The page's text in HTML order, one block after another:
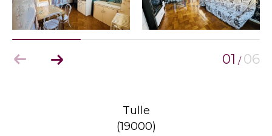
01 / 06
Tulle
(19000)